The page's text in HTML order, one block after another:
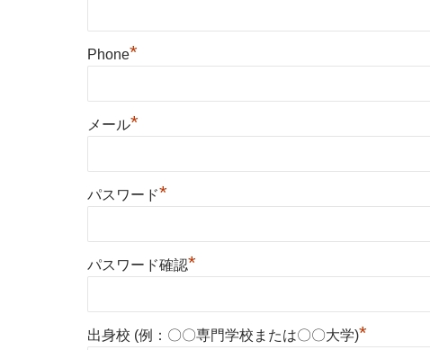
Phone*
メール*
パスワード*
パスワード確認*
出身校 (例：〇〇専門学校または〇〇大学)*